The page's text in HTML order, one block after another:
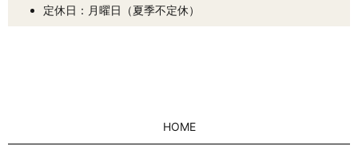
定休日：月曜日（夏季不定休）
HOME